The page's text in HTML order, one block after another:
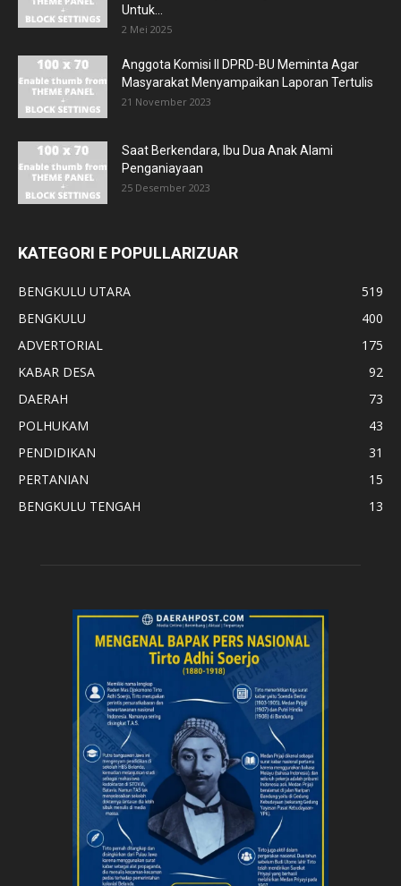
Untuk...
2 Mei 2025
Anggota Komisi II DPRD-BU Meminta Agar
Masyarakat Menyampaikan Laporan Tertulis
21 November 2023
Saat Berkendara, Ibu Dua Anak Alami
Penganiayaan
25 Desember 2023
KATEGORI E POPULLARIZUAR
BENGKULU UTARA
519
BENGKULU
400
ADVERTORIAL
175
KABAR DESA
92
DAERAH
73
POLHUKAM
43
PENDIDIKAN
31
PERTANIAN
15
BENGKULU TENGAH
13